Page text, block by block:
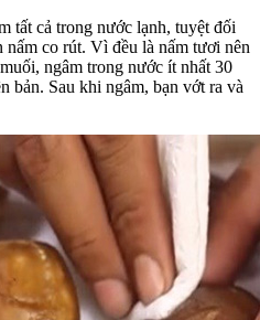
tất cả trong nước lạnh, tuyệt đối
co rút. Vì đều là nấm tươi nên
ngâm trong nước ít nhất 30
bản. Sau khi ngâm, bạn vớt ra và